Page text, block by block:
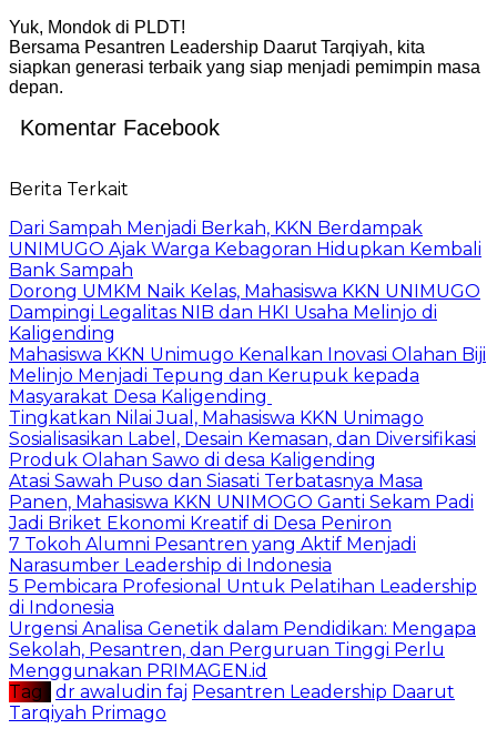
Yuk, Mondok di PLDT!
Bersama Pesantren Leadership Daarut Tarqiyah, kita
siapkan generasi terbaik yang siap menjadi pemimpin masa
depan.
Komentar Facebook
Berita Terkait
Dari Sampah Menjadi Berkah, KKN Berdampak
UNIMUGO Ajak Warga Kebagoran Hidupkan Kembali
Bank Sampah
Dorong UMKM Naik Kelas, Mahasiswa KKN UNIMUGO
Dampingi Legalitas NIB dan HKI Usaha Melinjo di
Kaligending
Mahasiswa KKN Unimugo Kenalkan Inovasi Olahan Biji
Melinjo Menjadi Tepung dan Kerupuk kepada
Masyarakat Desa Kaligending
Tingkatkan Nilai Jual, Mahasiswa KKN Unimago
Sosialisasikan Label, Desain Kemasan, dan Diversifikasi
Produk Olahan Sawo di desa Kaligending
Atasi Sawah Puso dan Siasati Terbatasnya Masa
Panen, Mahasiswa KKN UNIMOGO Ganti Sekam Padi
Jadi Briket Ekonomi Kreatif di Desa Peniron
7 Tokoh Alumni Pesantren yang Aktif Menjadi
Narasumber Leadership di Indonesia
5 Pembicara Profesional Untuk Pelatihan Leadership
di Indonesia
Urgensi Analisa Genetik dalam Pendidikan: Mengapa
Sekolah, Pesantren, dan Perguruan Tinggi Perlu
Menggunakan PRIMAGEN.id
Tag :
dr awaludin faj Pesantren Leadership Daarut
Tarqiyah Primago